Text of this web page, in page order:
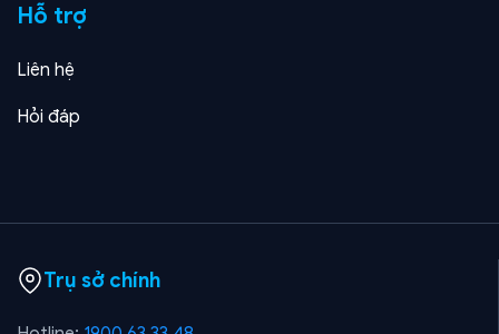
Hỗ trợ
Liên hệ
Hỏi đáp
Trụ sở chính